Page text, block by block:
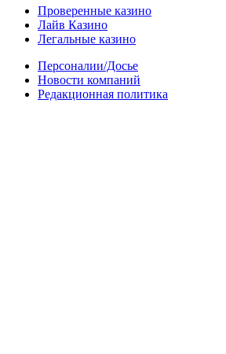
Проверенные казино
Лайв Казино
Легальные казино
Персоналии/Досье
Новости компаний
Редакционная политика